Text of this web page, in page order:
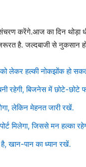
करेंगे.आज का दिन थोड़ा
है. जल्दबाजी से नुकसान
को लेकर हल्की नोकझोंक हो
रहेगी, बिजनेस में छोटे-छोटे
लेकिन मेहनत जारी रखें.
मिलेगा, जिससे मन हल्का
खान-पान का ध्यान रखें.